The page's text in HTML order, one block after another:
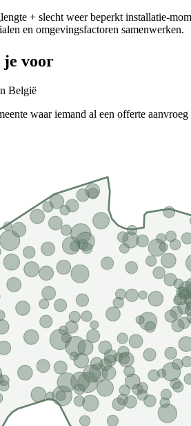
+ slecht weer beperkt installatie-
en omgevingsfactoren samenwerken.
je voor
België
waar iemand al een offerte